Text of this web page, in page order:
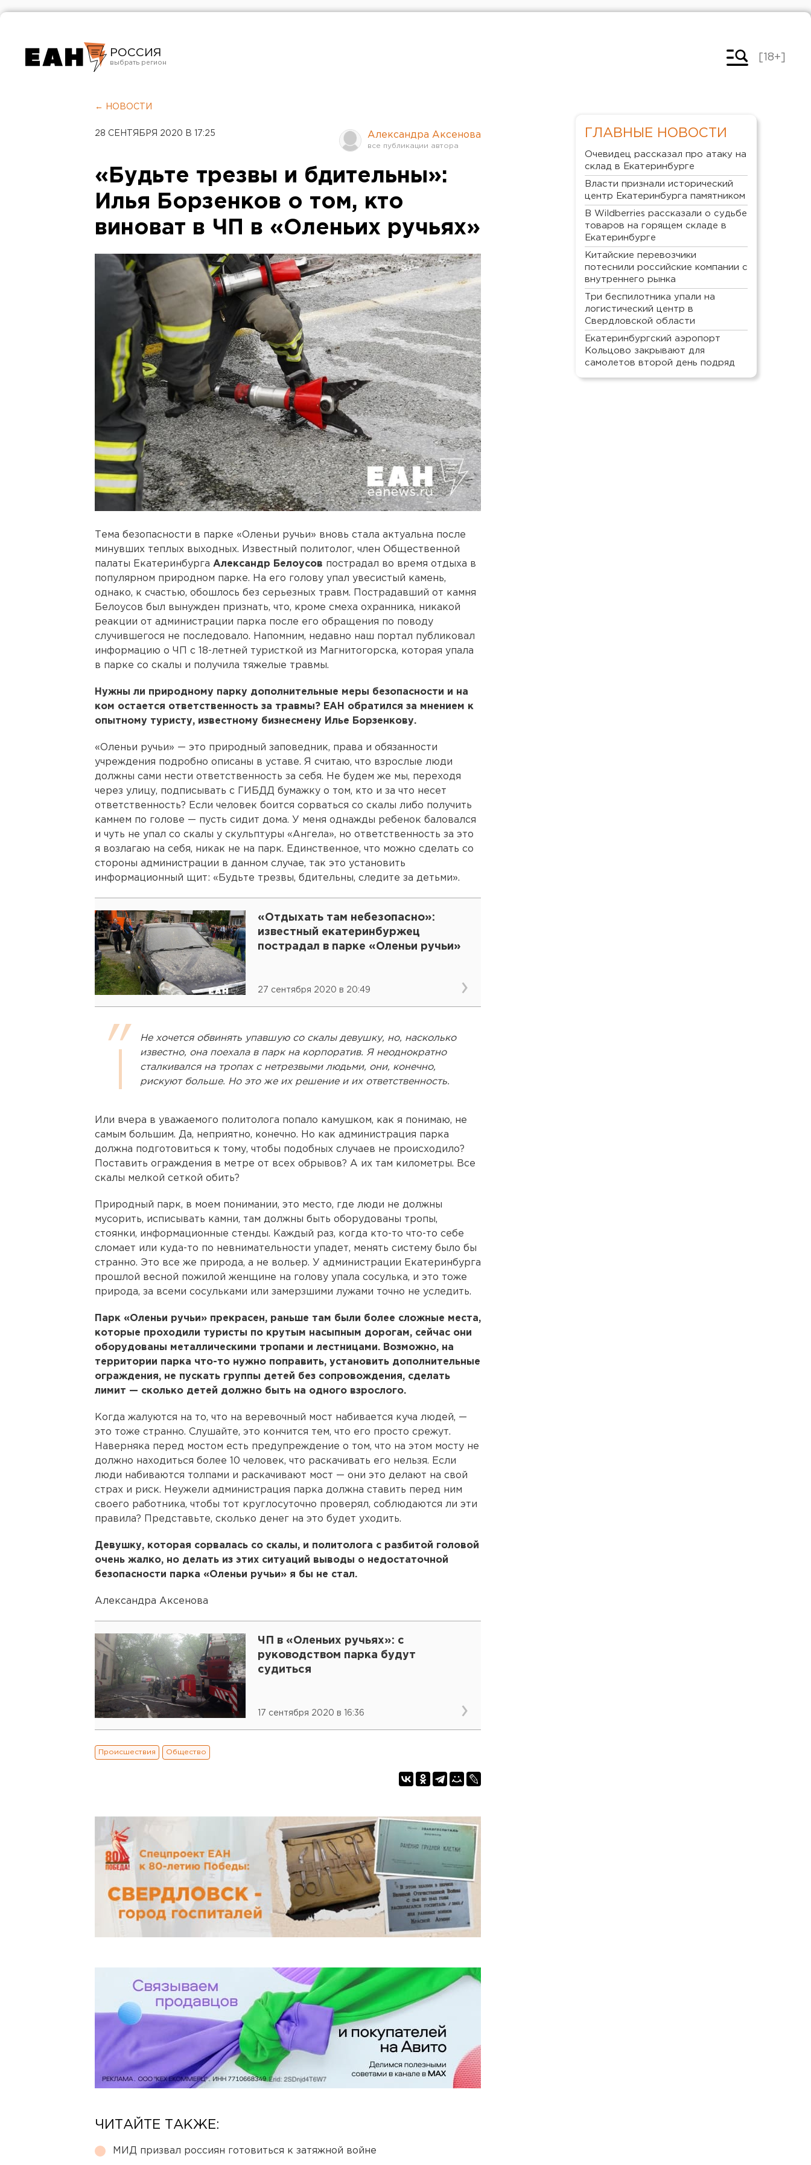
РОССИЯ
Челябинск
[18+]
← НОВОСТИ
28 СЕНТЯБРЯ 2020 В 17:25 Александра Аксенова
«Будьте трезвы и бдительны»:
Илья Борзенков о том, кто
виноват в ЧП в «Оленьих ручьях»
Тема безопасности в парке «Оленьи ручьи» вновь стала актуальна после
минувших теплых выходных. Известный политолог, член Общественной
палаты Екатеринбурга Александр Белоусов пострадал во время отдыха в
популярном природном парке. На его голову упал увесистый камень,
однако, к счастью, обошлось без серьезных травм. Пострадавший от камня
Белоусов был вынужден признать, что, кроме смеха охранника, никакой
реакции от администрации парка после его обращения по поводу
случившегося не последовало. Напомним, недавно наш портал публиковал
информацию о ЧП с 18-летней туристкой из Магнитогорска, которая упала
в парке со скалы и получила тяжелые травмы.
Нужны ли природному парку дополнительные меры безопасности и на
ком остается ответственность за травмы? ЕАН обратился за мнением к
опытному туристу, известному бизнесмену Илье Борзенкову.
«Оленьи ручьи» — это природный заповедник, права и обязанности
учреждения подробно описаны в уставе. Я считаю, что взрослые люди
должны сами нести ответственность за себя. Не будем же мы, переходя
через улицу, подписывать с ГИБДД бумажку о том, кто и за что несет
ответственность? Если человек боится сорваться со скалы либо получить
камнем по голове — пусть сидит дома. У меня однажды ребенок баловался
и чуть не упал со скалы у скульптуры «Ангела», но ответственность за это
я возлагаю на себя, никак не на парк. Единственное, что можно сделать со
стороны администрации в данном случае, так это установить
информационный щит: «Будьте трезвы, бдительны, следите за детьми».
«Отдыхать там небезопасно»:
известный екатеринбуржец
пострадал в парке «Оленьи ручьи»
27 сентября 2020 в 20:49
Не хочется обвинять упавшую со скалы девушку, но, насколько
известно, она поехала в парк на корпоратив. Я неоднократно
сталкивался на тропах с нетрезвыми людьми, они, конечно,
рискуют больше. Но это же их решение и их ответственность.
Или вчера в уважаемого политолога попало камушком, как я понимаю, не
самым большим. Да, неприятно, конечно. Но как администрация парка
должна подготовиться к тому, чтобы подобных случаев не происходило?
Поставить ограждения в метре от всех обрывов? А их там километры. Все
скалы мелкой сеткой обить?
Природный парк, в моем понимании, это место, где люди не должны
мусорить, исписывать камни, там должны быть оборудованы тропы,
стоянки, информационные стенды. Каждый раз, когда кто-то что-то себе
сломает или куда-то по невнимательности упадет, менять систему было бы
странно. Это все же природа, а не вольер. У администрации Екатеринбурга
прошлой весной пожилой женщине на голову упала сосулька, и это тоже
природа, за всеми сосульками или замерзшими лужами точно не уследить.
Парк «Оленьи ручьи» прекрасен, раньше там были более сложные места,
которые проходили туристы по крутым насыпным дорогам, сейчас они
оборудованы металлическими тропами и лестницами. Возможно, на
территории парка что-то нужно поправить, установить дополнительные
ограждения, не пускать группы детей без сопровождения, сделать
лимит — сколько детей должно быть на одного взрослого.
Когда жалуются на то, что на веревочный мост набивается куча людей, —
это тоже странно. Слушайте, это кончится тем, что его просто срежут.
Наверняка перед мостом есть предупреждение о том, что на этом мосту не
должно находиться более 10 человек, что раскачивать его нельзя. Если
люди набиваются толпами и раскачивают мост — они это делают на свой
страх и риск. Неужели администрация парка должна ставить перед ним
своего работника, чтобы тот круглосуточно проверял, соблюдаются ли эти
правила? Представьте, сколько денег на это будет уходить.
Девушку, которая сорвалась со скалы, и политолога с разбитой головой
очень жалко, но делать из этих ситуаций выводы о недостаточной
безопасности парка «Оленьи ручьи» я бы не стал.
Александра Аксенова
ЧП в «Оленьих ручьях»: с
руководством парка будут
судиться
17 сентября 2020 в 16:36
Происшествия Общество
ЧИТАЙТЕ ТАКЖЕ:
МИД призвал россиян готовиться к затяжной войне
ГЛАВНЫЕ НОВОСТИ
Очевидец рассказал про атаку на
склад в Екатеринбурге
Власти признали исторический
центр Екатеринбурга памятником
В Wildberries рассказали о судьбе
товаров на горящем складе в
Екатеринбурге
Китайские перевозчики
потеснили российские компании с
внутреннего рынка
Три беспилотника упали на
логистический центр в
Свердловской области
Екатеринбургский аэропорт
Кольцово закрывают для
самолетов второй день подряд